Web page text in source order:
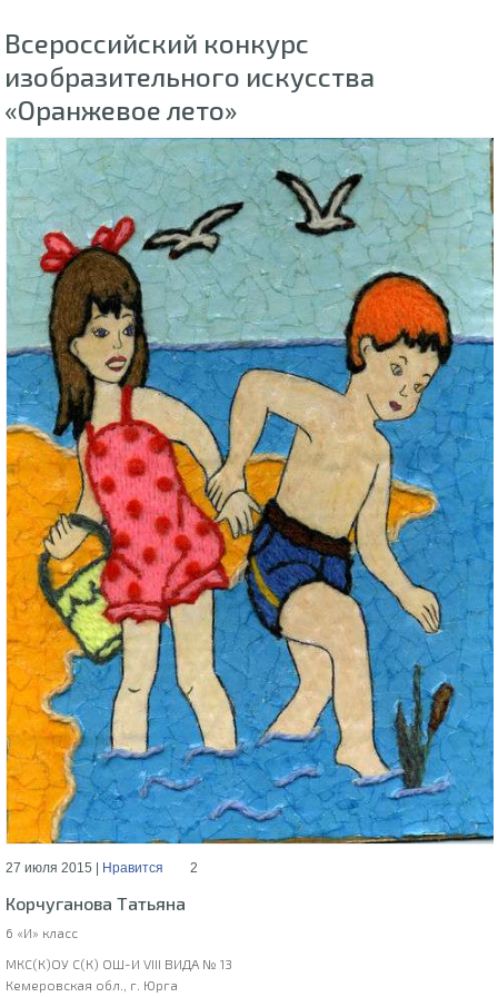
Всероссийский конкурс
изобразительного искусства
«Оранжевое лето»
27 июля 2015 | Нравится 2
Корчуганова Татьяна
6 «И» класс
МКС(К)ОУ С(К) ОШ-И VIII ВИДА № 13
Кемеровская обл., г. Юрга